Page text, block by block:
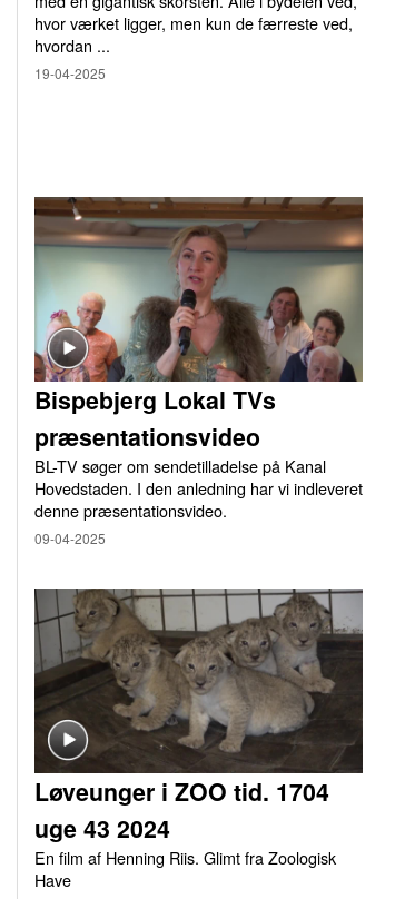
hvor værket ligger, men kun de færreste ved,
hvordan ...
19-04-2025
Bispebjerg Lokal TVs
præsentationsvideo
BL-TV søger om sendetilladelse på Kanal
Hovedstaden. I den anledning har vi indleveret
denne præsentationsvideo.
09-04-2025
Løveunger i ZOO tid. 1704
uge 43 2024
En film af Henning Riis. Glimt fra Zoologisk
Have